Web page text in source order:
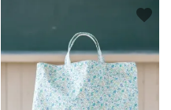
favorite